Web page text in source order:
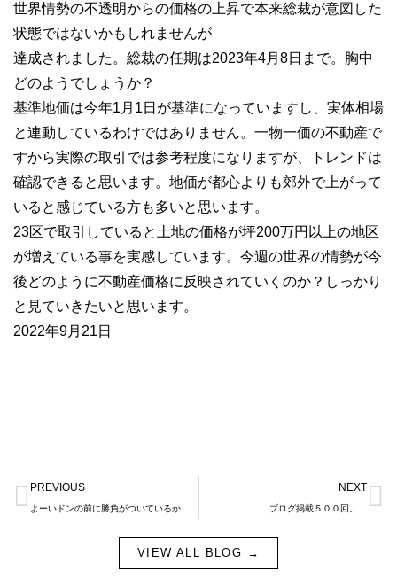
世界情勢の不透明からの価格の上昇で本来総裁が意図した
状態ではないかもしれませんが
達成されました。総裁の任期は2023年4月8日まで。胸中
どのようでしょうか？
基準地価は今年1月1日が基準になっていますし、実体相場
と連動しているわけではありません。一物一価の不動産で
すから実際の取引では参考程度になりますが、トレンドは
確認できると思います。地価が都心よりも郊外で上がって
いると感じている方も多いと思います。
23区で取引していると土地の価格が坪200万円以上の地区
が増えている事を実感しています。今週の世界の情勢が今
後どのように不動産価格に反映されていくのか？しっかり
と見ていきたいと思います。
2022年9月21日
Prev
PREVIOUS NEXT
ブログ掲載５００回。
VIEW ALL BLOG →